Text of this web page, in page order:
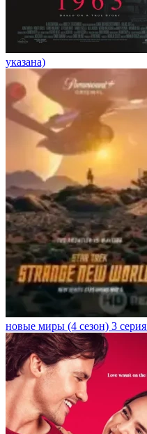
указана)
новые миры (4 сезон) 3 серия